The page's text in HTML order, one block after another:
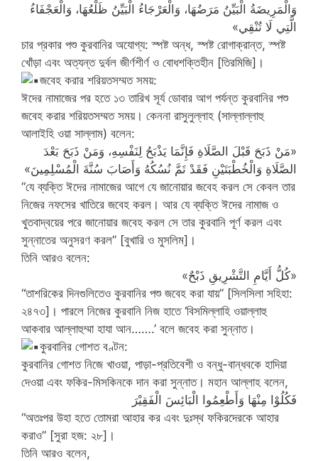
وَالْمَرِيضَةُ الْبَيِّنُ مَرَضُهَا، وَالْعَرْجَاءُ الْبَيِّنُ ظَلْعُهَا، وَالْعَجْفَاءُ
الَّتِي لَا تُنْقِي»
চার প্রকার পশু কুরবানির অযোগ্য: স্পষ্ট অন্ধ, স্পষ্ট রোগাক্রান্ত, স্পষ্ট
খোঁড়া এবং অত্যন্ত দুর্বল জীর্ণশীর্ণ ও বোধশক্তিহীন [তিরমিজি]।
জবেহ করার শরিয়তসম্মত সময়:
ঈদের নামাজের পর হতে ১৩ তারিখ সূর্য ডোবার আগ পর্যন্ত কুরবানির পশু
জবেহ করার শরিয়তসম্মত সময়। কেননা রাসুলুল্লাহ (সাল্লাল্লাহু
আলাইহি ওয়া সাল্লাম) বলেন:
«مَنْ ذَبَحَ قَبْلَ الصَّلَاةِ فَإِنَّمَا يَذْبَحُ لِنَفْسِهِ، وَمَنْ ذَبَحَ بَعْدَ
الصَّلَاةِ وَالْخُطْبَتَيْنِ فَقَدْ تَمَّ نُسُكُهُ وَأَصَابَ سُنَّةَ الْمُسْلِمِينَ»
“যে ব্যক্তি ঈদের নামাজের আগে যে জানোয়ার জবেহ করল সে কেবল তার
নিজের নফসের খাতিরে জবেহ করল। আর যে ব্যক্তি ঈদের নামাজ ও
খুতবাদ্বয়ের পরে জানোয়ার জবেহ করল সে তার কুরবানি পূর্ণ করল এবং
সুন্নাতের অনুসরণ করল” [বুখারি ও মুসলিম]।
তিনি আরও বলেন:
«كُلُّ أَيَّامِ التَّشْرِيقِ ذَبْحٌ»
“তাশরিকের দিনগুলিতেও কুরবানির পশু জবেহ করা যায়” [সিলসিলা সহিহা:
২৪৭৩]। পারলে নিজের কুরবানি নিজ হাতে ‘বিসমিল্লাহি ওয়াল্লাহু
আকবার আল্লাহুম্মা হাযা আন…….’ বলে জবেহ করা সুন্নাত।
কুরবানির গোশত বণ্টন:
কুরবানির গোশত নিজে খাওয়া, পাড়া-প্রতিবেশী ও বন্ধু-বান্ধবকে হাদিয়া
দেওয়া এবং ফকির-মিসকিনকে দান করা সুন্নাত। মহান আল্লাহ বলেন,
فَكُلُوْا مِنْهَا وَأَطْعِمُوا الْبَائِسَ الْفَقِيْرَ
“অতঃপর উহা হতে তোমরা আহার কর এবং দুঃস্থ ফকিরদেরকে আহার
করাও” [সুরা হজ: ২৮]।
তিনি আরও বলেন,